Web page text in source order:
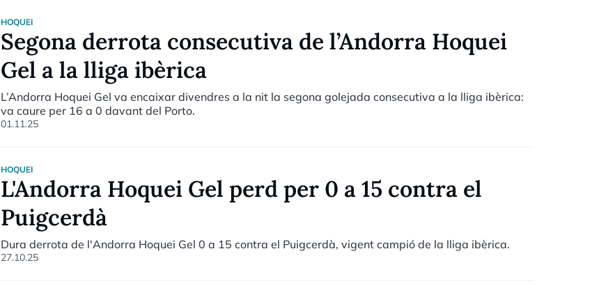
HOQUEI
Segona derrota consecutiva de l’Andorra Hoquei
Gel a la lliga ibèrica
L’Andorra Hoquei Gel va encaixar divendres a la nit la segona golejada consecutiva a la lliga ibèrica:
va caure per 16 a 0 davant del Porto.
01.11.25
HOQUEI
L'Andorra Hoquei Gel perd per 0 a 15 contra el
Puigcerdà
Dura derrota de l'Andorra Hoquei Gel 0 a 15 contra el Puigcerdà, vigent campió de la lliga ibèrica.
27.10.25